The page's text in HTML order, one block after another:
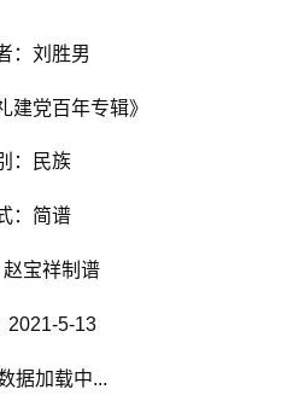
：刘胜男
建党百年专辑》
：民族
：简谱
赵宝祥制谱
2021-5-13
据加载中...